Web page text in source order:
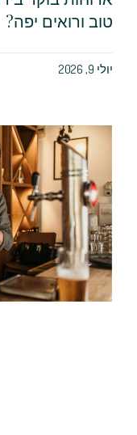
טוב ורואים יפה?
יולי 9, 2026